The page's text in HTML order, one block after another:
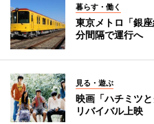
暮らす・働く
東京メトロ「銀
分間隔で運行へ
見る・遊ぶ
映画「ハチミツ
リバイバル上映